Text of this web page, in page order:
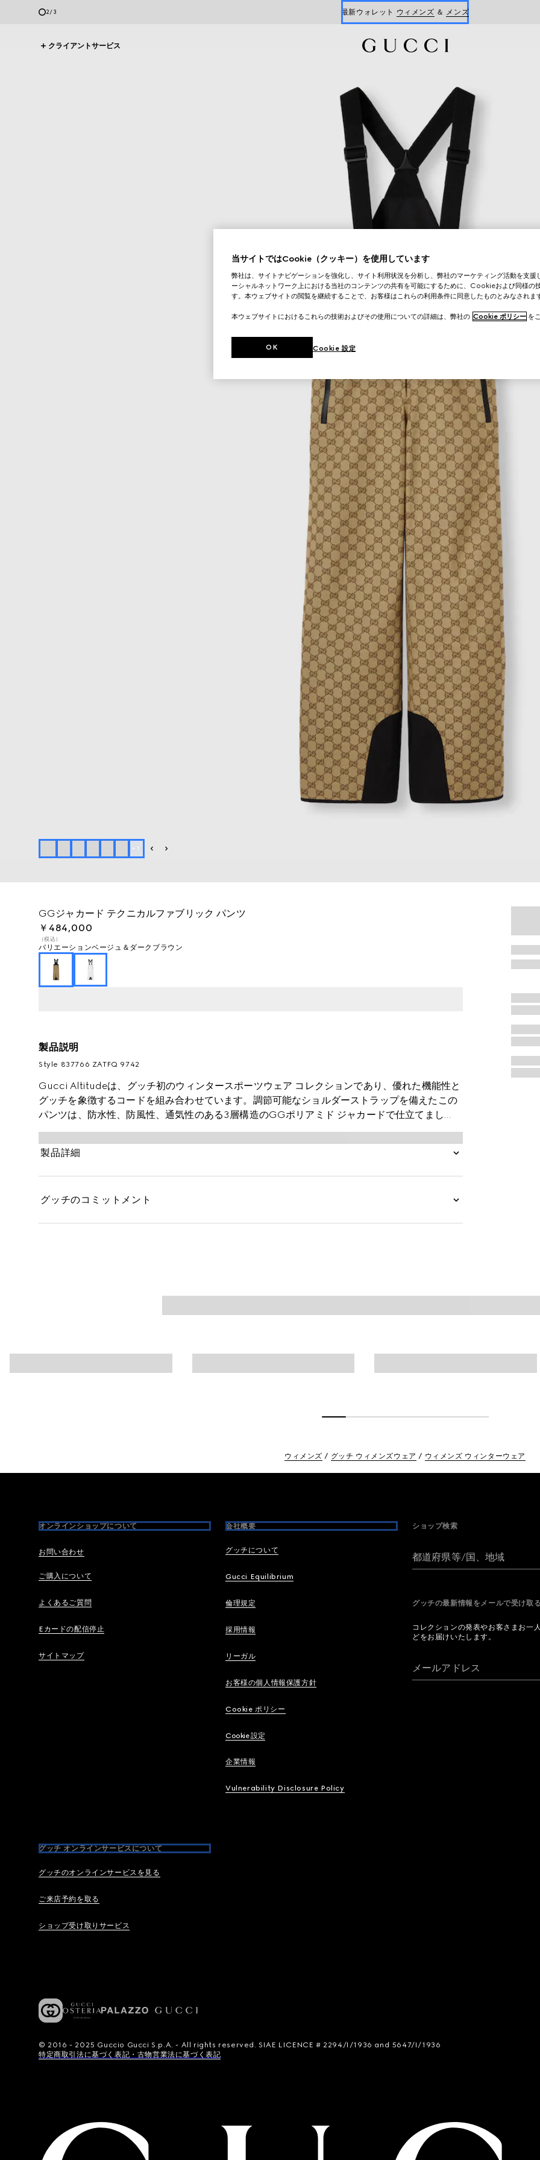
2/3 最新ウォレット ウィメンズ ＆ メンズ
クライアントサービス
+ 1
GGジャカード テクニカルファブリック パンツ
￥484,000
（税込）
バリエーションベージュ＆ダークブラウン
製品説明
Style ‎837766 ZATFQ 9742
Gucci Altitudeは、グッチ初のウィンタースポーツウェア コレクションであり、優れた機能性と
グッチを象徴するコードを組み合わせています。調節可能なショルダーストラップを備えたこの
パンツは、防水性、防風性、通気性のある3層構造のGGポリアミド ジャカードで仕立てまし
た。
製品詳細
グッチのコミットメント
ウィメンズ グッチ ウィメンズウェア ウィメンズ ウィンターウェア
オンラインショップについて
お問い合わせ
ご購入について
よくあるご質問
Eカードの配信停止
サイトマップ
会社概要
グッチについて
Gucci Equilibrium
倫理規定
採用情報
リーガル
お客様の個人情報保護方針
Cookie ポリシー
Cookie 設定
企業情報
Vulnerability Disclosure Policy
グッチ オンラインサービスについて
グッチのオンラインサービスを見る
ご来店予約を取る
ショップ受け取りサービス
ショップ検索
都道府県等/国、地域
グッチの最新情報をメールで受け
コレクションの発表やお客さまお一
どをお届けいたします。
メールアドレス
© 2016 - 2025 Guccio Gucci S.p.A. - All rights reserved. SIAE LICENCE # 2294/I/1936 and 5647/I/1936
特定商取引法に基づく表記・古物営業法に基づく表記
当サイトではCookie（クッキー）を使用しています
弊社は、サイトナビゲーションを強化し、サイト利用状況を分析し、弊社のマーケティング活動を支援
ーシャルネットワーク上における当社のコンテンツの共有を可能にするために、Cookieおよび同様の
す。本ウェブサイトの閲覧を継続することで、お客様はこれらの利用条件に同意したものとみなされま
本ウェブサイトにおけるこれらの技術およびその使用についての詳細は、弊社の Cookie ポリシー を
Cookie 設定
OK